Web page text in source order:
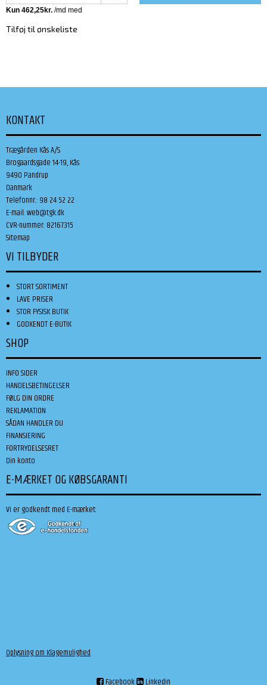
Tilføj til ønskeliste
KONTAKT
Trægården Kås A/S
Brogaardsgade 14-19, Kås
9490 Pandrup
Danmark
Telefonnr.: 98 24 52 22
E-mail:web@tgk.dk
CVR-nummer: 82167315
Sitemap
VI TILBYDER
STORT SORTIMENT
LAVE PRISER
STOR FYSISK BUTIK
GODKENDT E-BUTIK
SHOP
INFO SIDER
HANDELSBETINGELSER
FØLG DIN ORDRE
REKLAMATION
SÅDAN HANDLER DU
FINANSIERING
FORTRYDELSESRET
Din konto
E-MÆRKET OG KØBSGARANTI
Vi er godkendt med E-mærket:
Oplysning om Klagemulighed
Facebook Linkedin